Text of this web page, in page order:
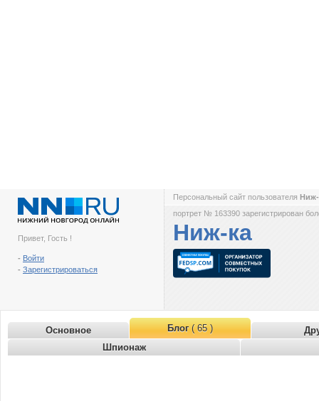
Привет, Гость !
- Войти
- Зарегистрироваться
Персональный сайт пользователя
портрет № 163390 зарегистрирован
Ниж-ка
Основное Блог( 65 )
Шпионаж